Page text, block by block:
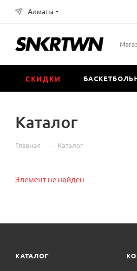
Алматы
СКИДКИ
Каталог
Главная — Каталог
Элемент не найден
КАТАЛОГ